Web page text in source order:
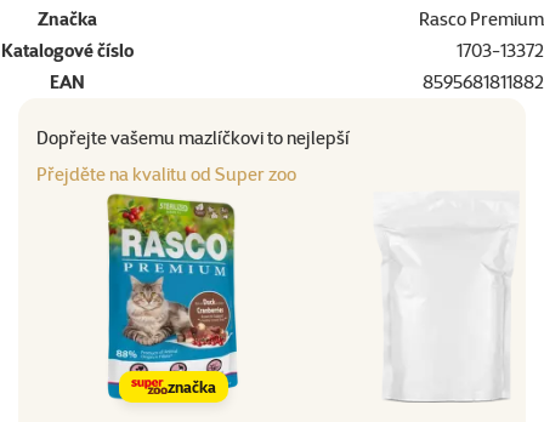
Značka
Rasco Premium
Katalogové číslo
1703-13372
EAN
8595681811882
Dopřejte vašemu mazlíčkovi to nejlepší
Přejděte na kvalitu od Super zoo
značka